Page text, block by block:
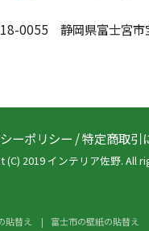
0055 静岡県富士宮市
ーポリシー /特定商取引
(C) 2019 インテリア佐野. All
貼替え
富士市の壁紙の貼替え